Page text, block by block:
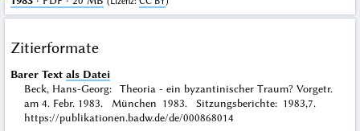
Zitierformate
Barer Text als Datei
Beck, Hans-Georg: Theoria - ein byzantinischer Traum? Vorgetr.
am 4. Febr. 1983. München 1983. Sitzungsberichte: 1983,7.
https://publikationen.badw.de/de/000868014